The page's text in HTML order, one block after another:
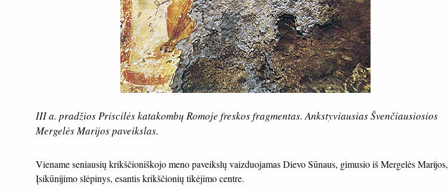
III a. pradžios Priscilės katakombų Romoje freskos fragmentas. Ankstyviausias Švenčiausiosios
Mergelės Marijos paveikslas.
Viename seniausių krikščioniškojo meno paveikslų vaizduojamas Dievo Sūnaus, gimusio iš Mergelės Marijos,
Įsikūnijimo slėpinys, esantis krikščionių tikėjimo centre.